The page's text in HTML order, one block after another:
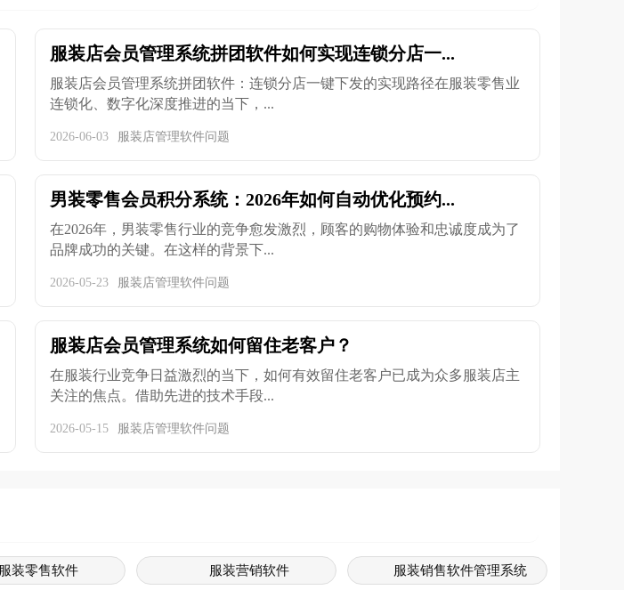
服装店会员管理系统拼团软件如何实现连锁分店一...
服装店会员管理系统拼团软件：连锁分店一键下发的实现路径在服装零售业
连锁化、数字化深度推进的当下，...
2026-06-03 服装店管理软件问题
男装零售会员积分系统：2026年如何自动优化预约...
在2026年，男装零售行业的竞争愈发激烈，顾客的购物体验和忠诚度成为了
品牌成功的关键。在这样的背景下...
2026-05-23 服装店管理软件问题
服装店会员管理系统如何留住老客户？
在服装行业竞争日益激烈的当下，如何有效留住老客户已成为众多服装店主
关注的焦点。借助先进的技术手段...
2026-05-15 服装店管理软件问题
服装零售软件 服装营销软件 服装销售软件管理系统